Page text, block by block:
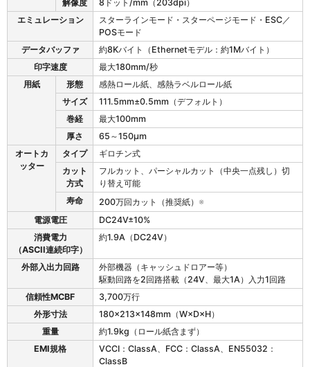
解像度
8ドット/mm（203dpi）
エミュレーション
スターラインモード・スターページモード・ESC／
POSモード
データバッファ
約8Kバイト（Ethernetモデル：約1Mバイト）
印字速度
最大180mm/秒
用紙
形態
感熱ロール紙、感熱ラベルロール紙
サイズ
111.5mm±0.5mm（デフォルト）
巻経
最大100mm
厚さ
65～150μm
オートカ
ッター
タイプ
ギロチン式
カット
方式
フルカット、パーシャルカット（中央一点残し）切
り替え可能
寿命
200万回カット（推奨紙） ※
電源電圧
DC24V±10%
消費電力
（ASCII連続印字）
約1.9A（DC24V）
外部入出力回路
外部機器（キャッシュドロアー等）
駆動回路を2回路搭載（24V、最大1A）入力1回路
信頼性MCBF
3,700万行
外形寸法
180×213×148mm（W×D×H）
重量
約1.9kg（ロール紙含まず）
EMI規格
VCCI：ClassA、FCC：ClassA、EN55032：
ClassB